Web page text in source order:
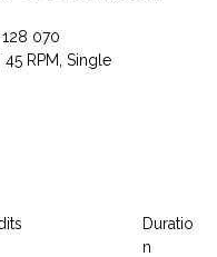
128 070
45 RPM, Single
Duratio
n